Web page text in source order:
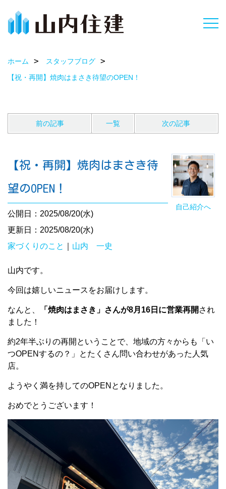
ホーム
スタッフブログ
【祝・再開】焼肉はまさき待望のOPEN！
前の記事 一覧 次の記事
自己紹介へ
【祝・再開】焼肉はまさき待
望のOPEN！
公開日：2025/08/20(水)
更新日：2025/08/20(水)
家づくりのこと
山内 一史
山内です。
今回は嬉しいニュースをお届けします。
なんと、 「焼肉はまさき」さんが8月16日に営業再開 され
ました！
約2年半ぶりの再開ということで、地域の方々からも「い
つOPENするの？」とたくさん問い合わせがあった人気
店。
ようやく満を持してのOPENとなりました。
おめでとうございます！